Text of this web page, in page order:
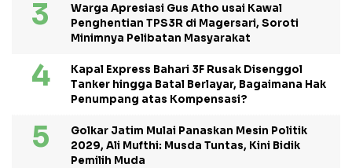
Warga Apresiasi Gus Atho usai Kawal
Penghentian TPS3R di Magersari, Soroti
Minimnya Pelibatan Masyarakat
Kapal Express Bahari 3F Rusak Disenggol
Tanker hingga Batal Berlayar, Bagaimana Hak
Penumpang atas Kompensasi?
Golkar Jatim Mulai Panaskan Mesin Politik
2029, Ali Mufthi: Musda Tuntas, Kini Bidik
Pemilih Muda